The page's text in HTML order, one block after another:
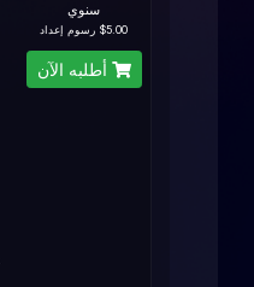
سنوي
$5.00 رسوم إعداد
أطلبه الآن